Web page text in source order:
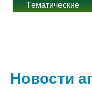
Тематические
Новости